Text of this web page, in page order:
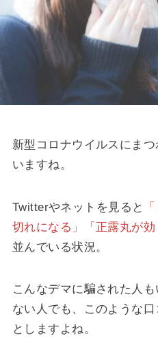
新型コロナウイルスにま
いますね。
Twitterやネットを見ると
切れになる」「正露丸が効
並んでいる状況。
こんなデマに騙された人
ない人でも、このような
としますよね。